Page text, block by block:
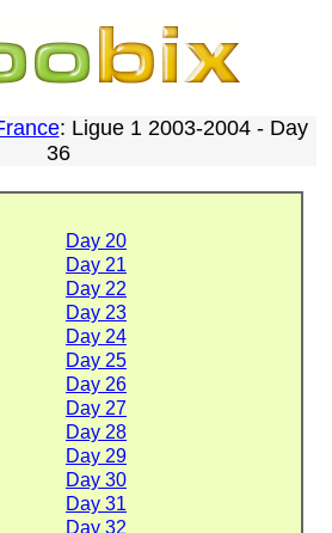
: Ligue 1 2003-2004 - Day
36
Day 20
Day 21
Day 22
Day 23
Day 24
Day 25
Day 26
Day 27
Day 28
Day 29
Day 30
Day 31
Day 32